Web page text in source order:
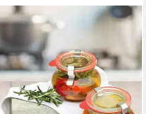
DR. OETKER KÜCHENHELFER
Einmachglas Einkoch-
Gummiringe
16,01 € 20,01 €
-20%
lieferbar - in 2-3 Werktagen bei dir